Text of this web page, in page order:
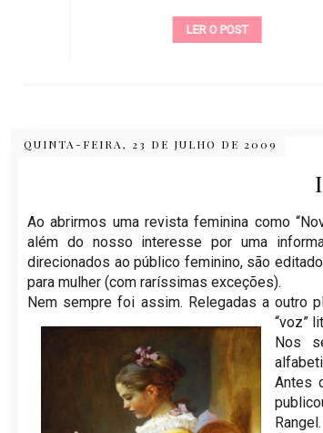
LER O POST
QUINTA-FEIRA, 23 DE JULHO DE 2009
Ao abrirmos uma revista feminina como
além do nosso interesse por uma
direcionados ao público feminino, são
para mulher (com raríssimas exceções).
Nem sempre foi assim. Relegadas a outro
“voz”
Nos
Antes